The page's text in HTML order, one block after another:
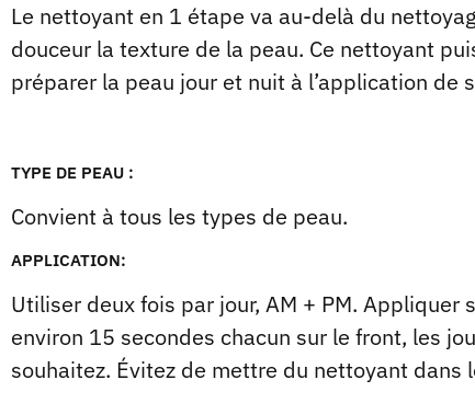
Le nettoyant en 1 étape va au-delà du
douceur la texture de la peau. Ce nettoyant
préparer la peau jour et nuit à l’application de
TYPE DE PEAU :
Convient à tous les types de peau.
APPLICATION:
Utiliser deux fois par jour, AM + PM.
environ 15 secondes chacun sur le front, les
souhaitez. Évitez de mettre du nettoyant dans